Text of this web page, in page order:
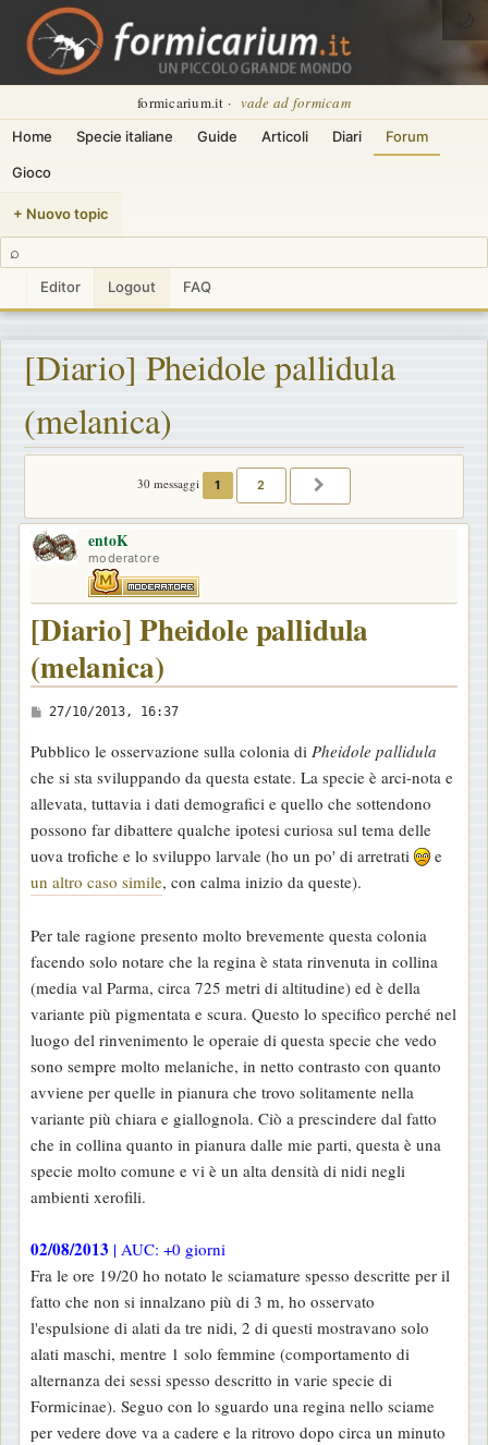
formicarium.it · vade ad formicam
Home Specie italiane Guide Articoli Diari Forum
Gioco
+ Nuovo topic
⌕
Editor Logout FAQ
🌙
[Diario] Pheidole pallidula
(melanica)
30 messaggi 1 2
entoK
moderatore
[Diario] Pheidole pallidula
(melanica)
M
s
s
a
g
g
i
27/10/2013, 16:37
Pubblico le osservazione sulla colonia di Pheidole pallidula
che si sta sviluppando da questa estate. La specie è arci-nota e
allevata, tuttavia i dati demografici e quello che sottendono
possono far dibattere qualche ipotesi curiosa sul tema delle
uova trofiche e lo sviluppo larvale (ho un po' di arretrati
e
un altro caso simile, con calma inizio da queste).
Per tale ragione presento molto brevemente questa colonia
facendo solo notare che la regina è stata rinvenuta in collina
(media val Parma, circa 725 metri di altitudine) ed è della
variante più pigmentata e scura. Questo lo specifico perché nel
luogo del rinvenimento le operaie di questa specie che vedo
sono sempre molto melaniche, in netto contrasto con quanto
avviene per quelle in pianura che trovo solitamente nella
variante più chiara e giallognola. Ciò a prescindere dal fatto
che in collina quanto in pianura dalle mie parti, questa è una
specie molto comune e vi è un alta densità di nidi negli
ambienti xerofili.
02/08/2013 | AUC: +0 giorni
Fra le ore 19/20 ho notato le sciamature spesso descritte per il
fatto che non si innalzano più di 3 m, ho osservato
l'espulsione di alati da tre nidi, 2 di questi mostravano solo
alati maschi, mentre 1 solo femmine (comportamento di
alternanza dei sessi spesso descritto in varie specie di
Formicinae). Seguo con lo sguardo una regina nello sciame
per vedere dove va a cadere e la ritrovo dopo circa un minuto